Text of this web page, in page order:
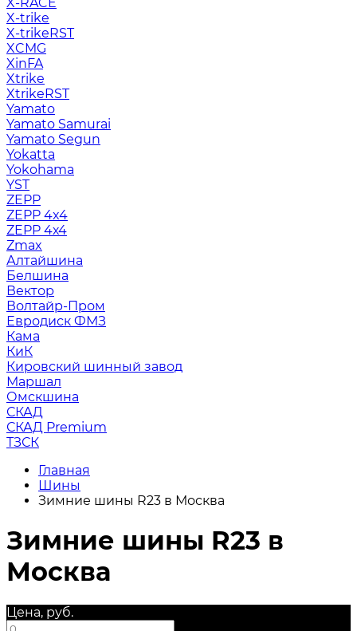
X-trike
X-trikeRST
XCMG
XinFA
Xtrike
XtrikeRST
Yamato
Yamato Samurai
Yamato Segun
Yokatta
Yokohama
YST
ZEPP
ZEPP 4x4
ZEPP 4х4
Zmax
Алтайшина
Белшина
Вектор
Волтайр-Пром
Евродиск ФМЗ
Кама
КиК
Кировский шинный завод
Маршал
Омскшина
СКАД
СКАД Premium
ТЗСК
Главная
Шины
Зимние шины R23 в Москва
Зимние шины R23 в
Москва
Цена, руб.